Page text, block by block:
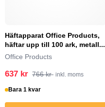
Häftapparat Office Products,
häftar upp till 100 ark, metall...
Office Products
637 kr 766 kr inkl. moms
Bara 1 kvar